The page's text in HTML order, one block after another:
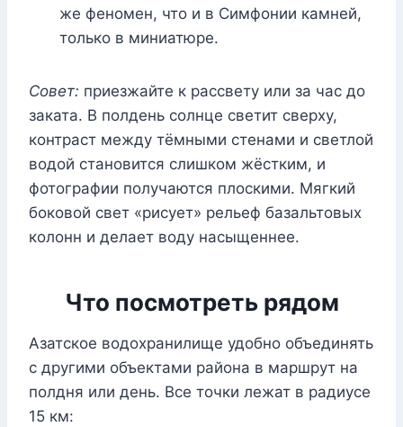
же феномен, что и в Симфонии камней,
только в миниатюре.
Совет: приезжайте к рассвету или за час до
заката. В полдень солнце светит сверху,
контраст между тёмными стенами и светлой
водой становится слишком жёстким, и
фотографии получаются плоскими. Мягкий
боковой свет «рисует» рельеф базальтовых
колонн и делает воду насыщеннее.
Что посмотреть рядом
Азатское водохранилище удобно объединять
с другими объектами района в маршрут на
полдня или день. Все точки лежат в радиусе
15 км: